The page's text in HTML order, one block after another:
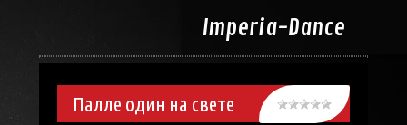
Imperia-Dance
Палле один на свете